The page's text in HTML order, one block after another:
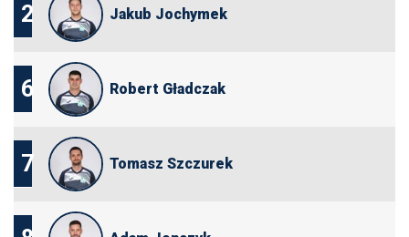
2 Jakub Jochymek
6 Robert Gładczak
7 Tomasz Szczurek